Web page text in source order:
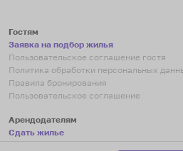
Гостям
Заявка на подбор жилья
Пользовательское соглашение гостя
Политика обработки персональных
Правила бронирования
Пользовательское соглашение
Арендодателям
Сдать жилье
Пользовательское соглашение